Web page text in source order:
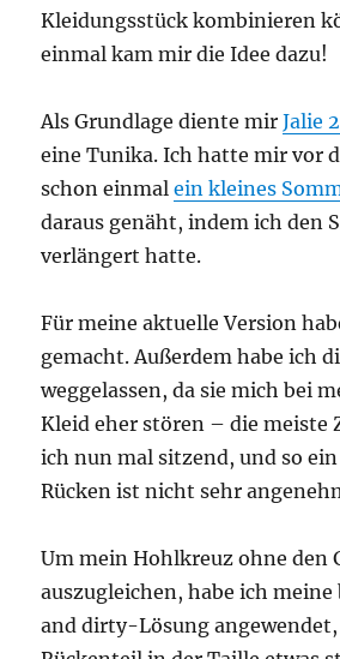
Kleidungsstück kombinieren
einmal kam mir die Idee dazu!
Als Grundlage diente mirJalie
eine Tunika. Ich hatte mir vor
schon einmalein kleines
daraus genäht, indem ich den
verlängert hatte.
Für meine aktuelle Version
gemacht. Außerdem habe ich
weggelassen, da sie mich bei
Kleid eher stören – die meiste
ich nun mal sitzend, und so
Rücken ist nicht sehr
Um mein Hohlkreuz ohne den
auszugleichen, habe ich
and dirty-Lösung